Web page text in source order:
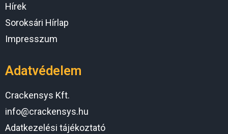
Hírek
Soroksári Hírlap
Impresszum
Adatvédelem
Crackensys Kft.
info@crackensys.hu
Adatkezelési tájékoztató